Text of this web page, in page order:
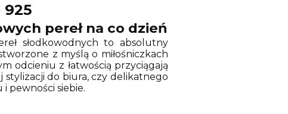
pereł na co dzień
słodkowodnych to absolutny
z myślą o miłośniczkach
odcieniu z łatwością przyciągają
stylizacji do biura, czy delikatnego
pewności siebie.